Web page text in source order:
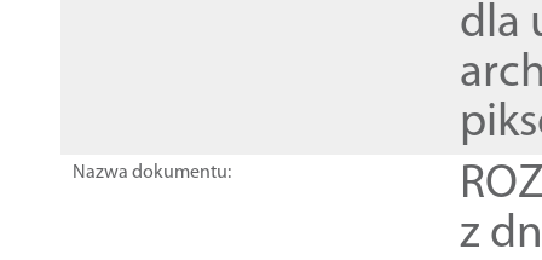
dla
Nazwa dokumentu:
z